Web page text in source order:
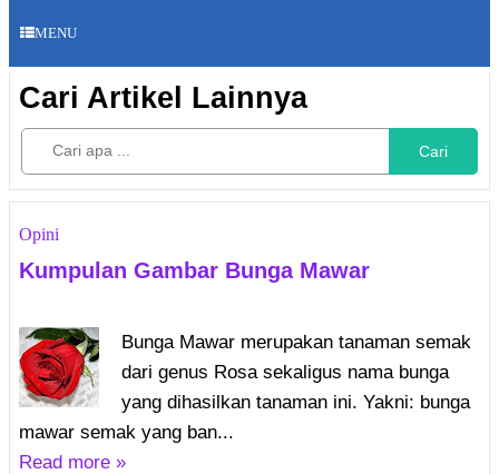
MENU
Cari Artikel Lainnya
Cari
Opini
Kumpulan Gambar Bunga Mawar
Bunga Mawar merupakan tanaman semak
dari genus Rosa sekaligus nama bunga
yang dihasilkan tanaman ini. Yakni: bunga
mawar semak yang ban...
Read more »